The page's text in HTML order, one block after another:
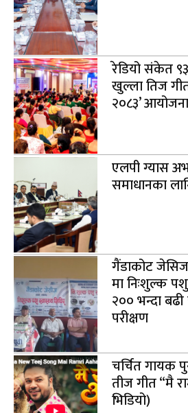
रेडियो संकेत
खुल्ला तिज गीत
२०८३’
एलपी ग्यास
समाधानका
गैंडाकोट जेसिज
मा निःशुल्क
२०० भन्दा
परीक्षण
चर्चित गायक
तीज गीत “मै
भिडियो)